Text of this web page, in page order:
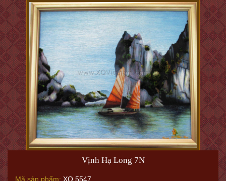
Vịnh Hạ Long 7N
Mã sản phẩm: XQ.5547